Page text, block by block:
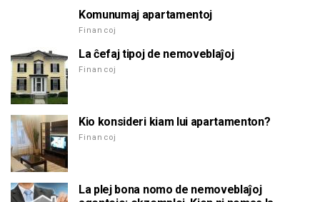
Komunumaj apartamentoj
Financoj
La ĉefaj tipoj de nemoveblaĵoj
Financoj
Kio konsideri kiam lui apartamenton?
Financoj
La plej bona nomo de nemoveblaĵoj